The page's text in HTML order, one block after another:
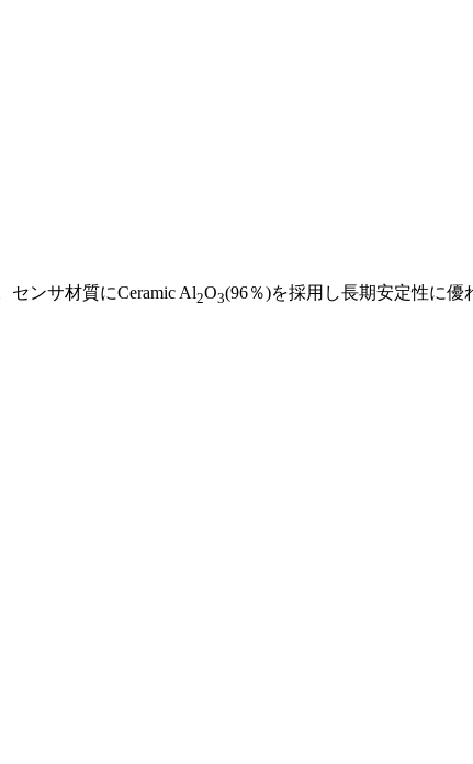
センサ材質にCeramic Al2O3(96％)を採用し長期安定性に